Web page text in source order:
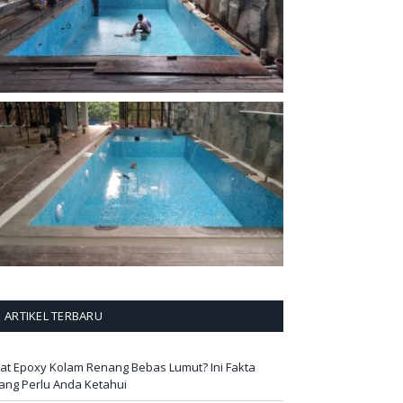
ARTIKEL TERBARU
Epoxy Kolam Renang Bebas Lumut? Ini Fakta
Perlu Anda Ketahui